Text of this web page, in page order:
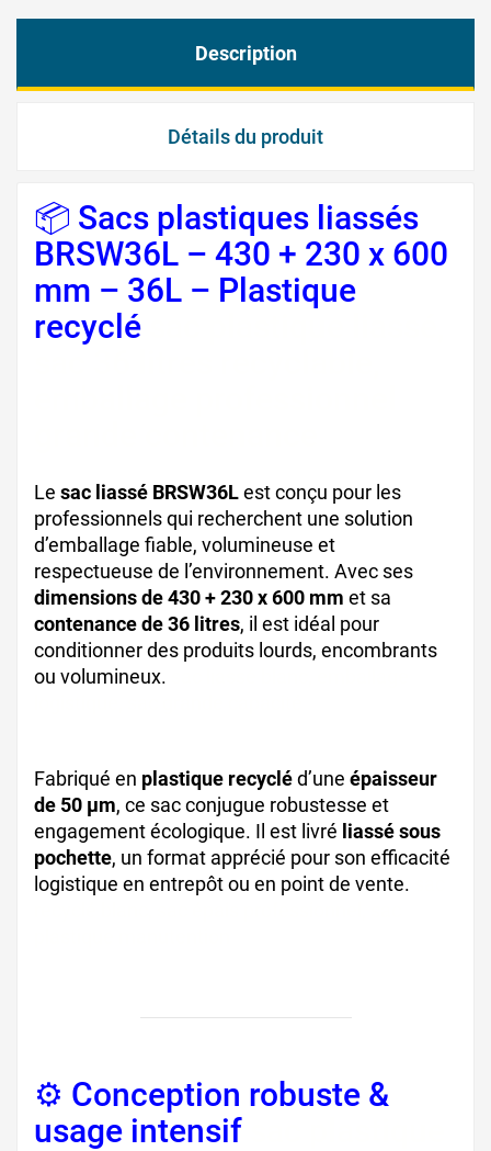
Description
Détails du produit
📦 Sacs plastiques liassés
BRSW36L – 430 + 230 x 600
mm – 36L – Plastique
recyclé
Le sac liassé BRSW36Lest conçu pour les
professionnels qui recherchent une solution
d’emballage fiable, volumineuse et
respectueuse de l’environnement. Avec ses
dimensions de 430 + 230 x 600 mm et sa
contenance de 36 litres, il est idéal pour
conditionner des produits lourds, encombrants
ou volumineux.
Fabriqué en plastique recycléd’une épaisseur
de 50 µm, ce sac conjugue robustesse et
engagement écologique. Il est livré liassé sous
pochette, un format apprécié pour son efficacité
logistique en entrepôt ou en point de vente.
⚙️ Conception robuste &
usage intensif